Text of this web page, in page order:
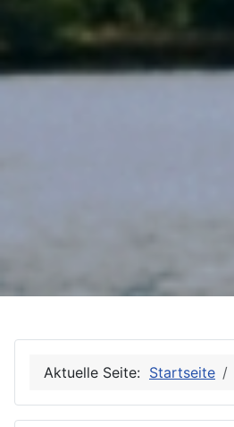
Aktuelle Seite: Startseite